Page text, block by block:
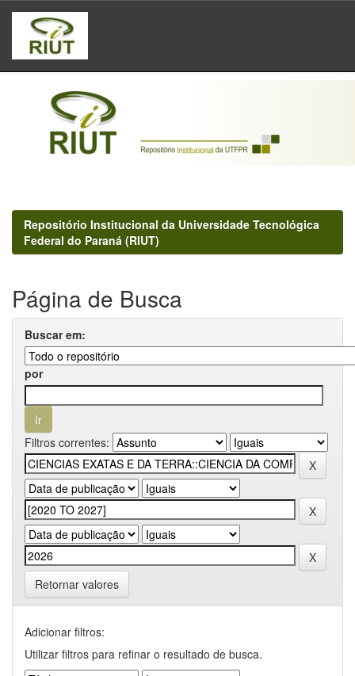
Skip
navigation
Repositório Institucional da Universidade Tecnológica
Federal do Paraná (RIUT)
Página de Busca
Buscar em:
por
Filtros correntes:
Retornar valores
Adicionar filtros:
Utilizar filtros para refinar o resultado de busca.